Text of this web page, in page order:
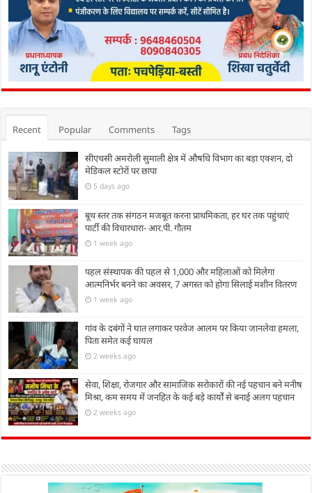
Recent Popular Comments Tags
सीएचसी अमरोली सुमाली क्षेत्र में औषधि विभाग का बड़ा एक्शन, दो
मेडिकल स्टोरों पर छापा
5 days ago
बूथ स्तर तक संगठन मजबूत करना प्राथमिकता, हर घर तक पहुंचाएं
पार्टी की विचारधारा- आर.पी. गौतम
1 week ago
पहल संस्थापक की पहल से 1,000 और महिलाओं को मिलेगा
आत्मनिर्भर बनने का अवसर, 7 अगस्त को होगा सिलाई मशीन वितरण
1 week ago
गांव के दबंगों ने घात लगाकर परवेज आलम पर किया जानलेवा हमला,
पिता समेत कई घायल
2 weeks ago
सेवा, शिक्षा, रोजगार और सामाजिक सरोकारों की नई पहचान बने मनीष
मिश्रा, कम समय में जनहित के कई बड़े कार्यों से बनाई अलग पहचान
2 weeks ago